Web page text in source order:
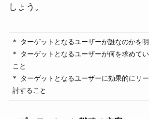
しょう。
* ターゲットとなるユーザーが誰なのかを
* ターゲットとなるユーザーが何を求めて
こと
* ターゲットとなるユーザーに効果的にリ
討すること